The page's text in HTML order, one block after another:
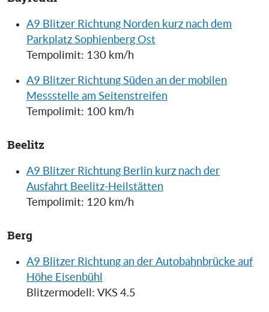
A9 Blitzer Richtung Norden kurz nach dem
Parkplatz Sophienberg Ost
Tempolimit: 130 km/h
A9 Blitzer Richtung Süden an der mobilen
Messstelle am Seitenstreifen
Tempolimit: 100 km/h
Beelitz
A9 Blitzer Richtung Berlin kurz nach der
Ausfahrt Beelitz-Heilstätten
Tempolimit: 120 km/h
Berg
A9 Blitzer Richtung an der Autobahnbrücke auf
Höhe Eisenbühl
Blitzermodell: VKS 4.5